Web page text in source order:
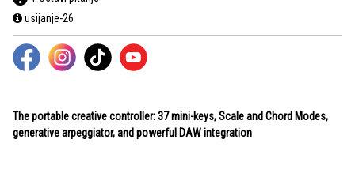
usijanje-26
The portable creative controller: 37 mini-keys, Scale and Chord Modes,
generative arpeggiator, and powerful DAW integration